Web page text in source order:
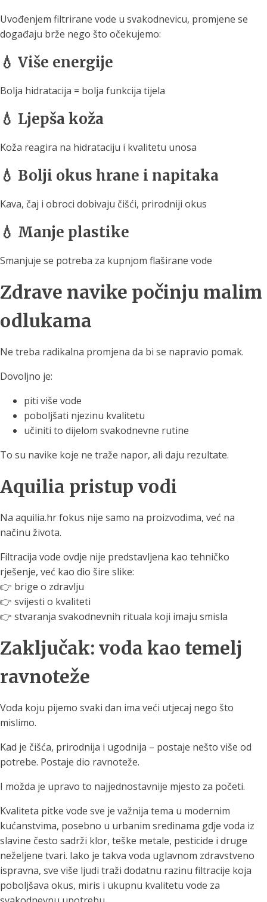
Uvođenjem filtrirane vode u svakodnevicu, promjene se
događaju brže nego što očekujemo:
💧 Više energije
Bolja hidratacija = bolja funkcija tijela
💧 Ljepša koža
Koža reagira na hidrataciju i kvalitetu unosa
💧 Bolji okus hrane i napitaka
Kava, čaj i obroci dobivaju čišći, prirodniji okus
💧 Manje plastike
Smanjuje se potreba za kupnjom flaširane vode
Zdrave navike počinju malim
odlukama
Ne treba radikalna promjena da bi se napravio pomak.
Dovoljno je:
piti više vode
poboljšati njezinu kvalitetu
učiniti to dijelom svakodnevne rutine
To su navike koje ne traže napor, ali daju rezultate.
Aquilia pristup vodi
Na aquilia.hr fokus nije samo na proizvodima, već na
načinu života.
Filtracija vode ovdje nije predstavljena kao tehničko
rješenje, već kao dio šire slike:
👉 brige o zdravlju
👉 svijesti o kvaliteti
👉 stvaranja svakodnevnih rituala koji imaju smisla
Zaključak: voda kao temelj
ravnoteže
Voda koju pijemo svaki dan ima veći utjecaj nego što
mislimo.
Kad je čišća, prirodnija i ugodnija – postaje nešto više od
potrebe. Postaje dio ravnoteže.
I možda je upravo to najjednostavnije mjesto za početi.
Kvaliteta pitke vode sve je važnija tema u modernim
kućanstvima, posebno u urbanim sredinama gdje voda iz
slavine često sadrži klor, teške metale, pesticide i druge
neželjene tvari. Iako je takva voda uglavnom zdravstveno
ispravna, sve više ljudi traži dodatnu razinu filtracije koja
poboljšava okus, miris i ukupnu kvalitetu vode za